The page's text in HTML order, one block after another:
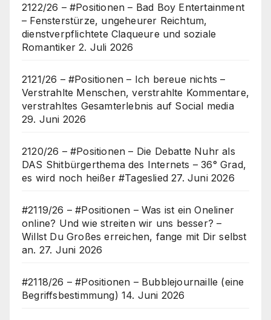
2122/26 – #Positionen – Bad Boy Entertainment
– Fensterstürze, ungeheurer Reichtum,
dienstverpflichtete Claqueure und soziale
Romantiker 2. Juli 2026
2121/26 – #Positionen – Ich bereue nichts –
Verstrahlte Menschen, verstrahlte Kommentare,
verstrahltes Gesamterlebnis auf Social media
29. Juni 2026
2120/26 – #Positionen – Die Debatte Nuhr als
DAS Shitbürgerthema des Internets – 36° Grad,
es wird noch heißer #Tageslied 27. Juni 2026
#2119/26 – #Positionen – Was ist ein Oneliner
online? Und wie streiten wir uns besser? –
Willst Du Großes erreichen, fange mit Dir selbst
an. 27. Juni 2026
#2118/26 – #Positionen – Bubblejournaille (eine
Begriffsbestimmung) 14. Juni 2026